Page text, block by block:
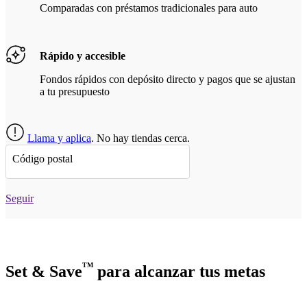
Comparadas con préstamos tradicionales para auto
Rápido y accesible
Fondos rápidos con depósito directo y pagos que se ajustan
a tu presupuesto
Llama y aplica. No hay tiendas cerca.
Código postal
Seguir
Set & SaveTM para alcanzar tus metas